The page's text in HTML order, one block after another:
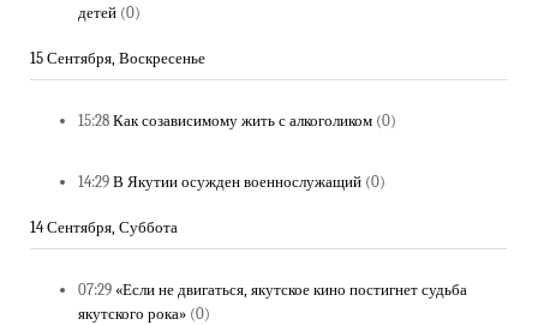
детей (0)
15 Сентября, Воскресенье
15:28 Как созависимому жить с алкоголиком (0)
14:29 В Якутии осужден военнослужащий (0)
14 Сентября, Суббота
07:29 «Если не двигаться, якутское кино постигнет судьба
якутского рока» (0)